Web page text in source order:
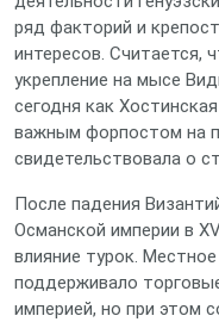
ряд факторий и
интересов. Считается,
укрепление на мысе
сегодня как
важным форпостом на
свидетельствовала о
После падения
Османской империи в
влияние турок.
поддерживало
империей, но при этом